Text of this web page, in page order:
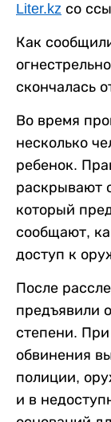
Liter.kz со
Как
скончалась
Во время
несколько
ребенок.
раскрывают
который
сообщают,
доступ к
После
предъявили
степени.
обвинения
полиции,
и в